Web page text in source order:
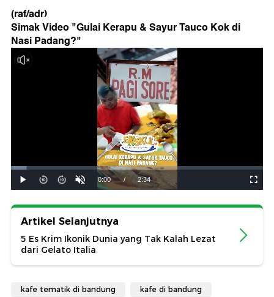
(raf/adr)
Simak Video "Gulai Kerapu & Sayur Tauco Kok di
Nasi Padang?"
Artikel Selanjutnya
5 Es Krim Ikonik Dunia yang Tak Kalah Lezat
dari Gelato Italia
kafe tematik di bandung kafe di bandung